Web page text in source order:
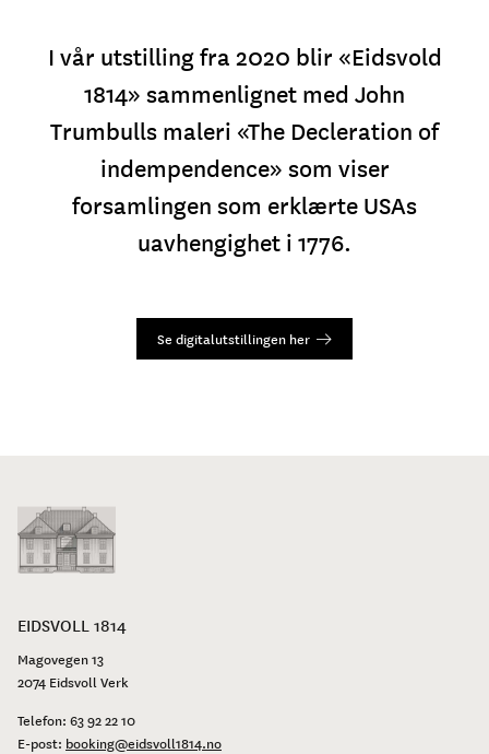
I vår utstilling fra 2020 blir «Eidsvold
1814» sammenlignet med John
Trumbulls maleri «The Decleration of
indempendence» som viser
forsamlingen som erklærte USAs
uavhengighet i 1776.
Se digitalutstillingen her
EIDSVOLL 1814
Magovegen 13
2074 Eidsvoll Verk
Telefon: 63 92 22 10
E-post: booking@eidsvoll1814.no